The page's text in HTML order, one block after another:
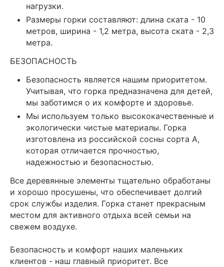
нагрузки.
Размеры горки составляют: длина ската - 10
метров, ширина - 1,2 метра, высота ската - 2,3
метра.
БЕЗОПАСНОСТЬ
Безопасность является нашим приоритетом.
Учитывая, что горка предназначена для детей,
мы заботимся о их комфорте и здоровье.
Мы используем только высококачественные и
экологически чистые материалы. Горка
изготовлена из российской сосны сорта А,
которая отличается прочностью,
надежностью и безопасностью.
Все деревянные элементы тщательно обработаны
и хорошо просушены, что обеспечивает долгий
срок службы изделия. Горка станет прекрасным
местом для активного отдыха всей семьи на
свежем воздухе.
Безопасность и комфорт наших маленьких
клиентов - наш главный приоритет. Все